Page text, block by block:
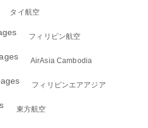
タイ航空
フィリピン航空
AirAsia Cambodia
フィリピンエアアジア
東方航空